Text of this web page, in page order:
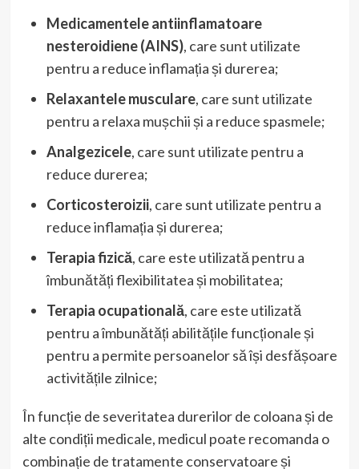
Medicamentele antiinflamatoare
nesteroidiene (AINS), care sunt utilizate
pentru a reduce inflamația și durerea;
Relaxantele musculare, care sunt utilizate
pentru a relaxa mușchii și a reduce spasmele;
Analgezicele, care sunt utilizate pentru a
reduce durerea;
Corticosteroizii, care sunt utilizate pentru a
reduce inflamația și durerea;
Terapia fizică, care este utilizată pentru a
îmbunătăți flexibilitatea și mobilitatea;
Terapia ocupatională, care este utilizată
pentru a îmbunătăți abilitățile funcționale și
pentru a permite persoanelor să își desfășoare
activitățile zilnice;
În funcție de severitatea durerilor de coloana și de
alte condiții medicale, medicul poate recomanda o
combinație de tratamente conservatoare și